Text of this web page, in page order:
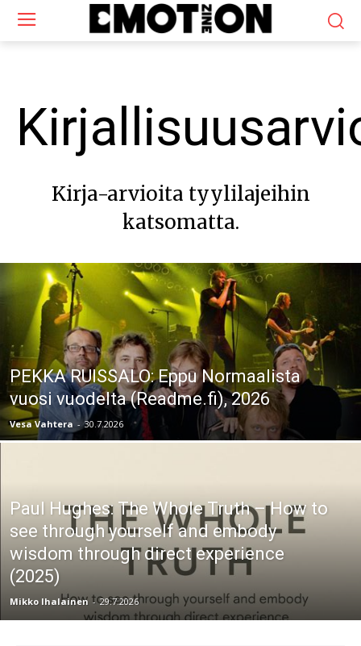
Kirja-arvioita tyylilajeihin
katsomatta.
PEKKA RUISSALO: Eppu Normaalista
vuosi vuodelta (Readme.fi), 2026
Vesa Vahtera - 30.7.2026
Paul Hughes: The Whole Truth – How to
see through yourself and embody
wisdom through direct experience
(2025)
Mikko Ihalainen - 29.7.2026